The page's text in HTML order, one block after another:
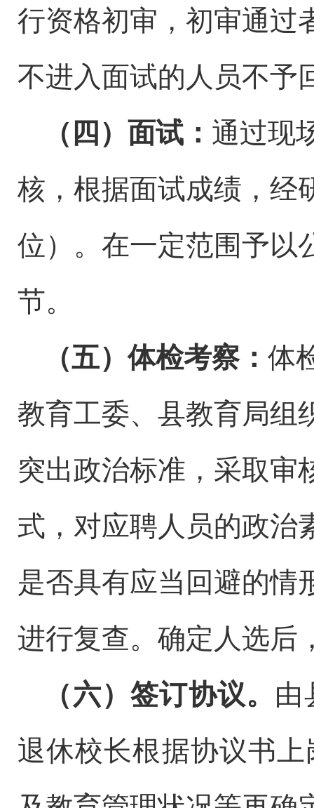
行资格初审，初审通过
不进入面试的人员不予
（四）面试： 通过现
核， 根据面试成绩，经
位）。在一定范围予以
节。
（五）体检考察：体
教育工委、县教育局组
突出政治标准，采取审
式，对应聘人员的政治
是否具有应当回避的情
进行复查。确定人选后
（六）签订协议。 由
退休校长根据协议书上